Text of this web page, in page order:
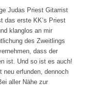
Judas Priest Gitarrist
das erste KK‘s Priest
klanglos an mir
des Zweitlings
dass der
ist. Und so ist es auch!
neu erfunden, dennoch
aller Nähe zur